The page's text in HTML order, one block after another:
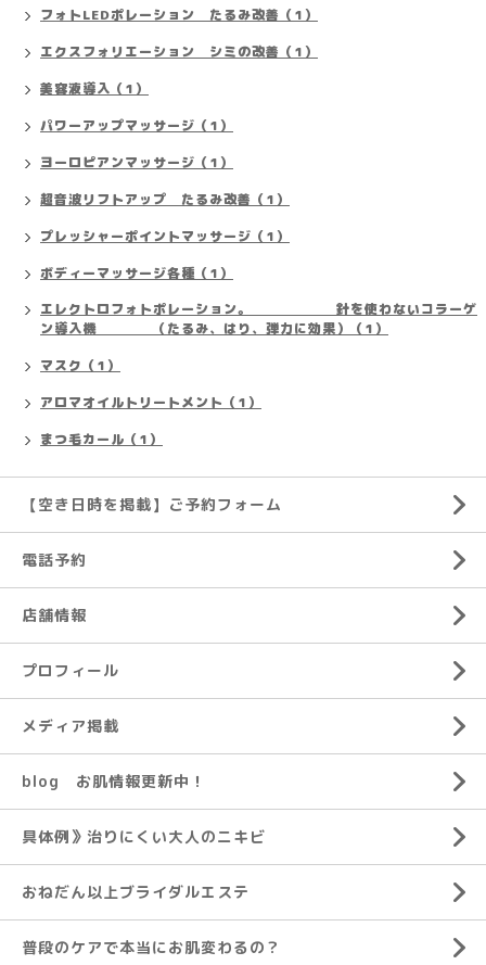
フォトLEDポレーション たるみ改善（1）
エクスフォリエーション シミの改善（1）
美容液導入（1）
パワーアップマッサージ（1）
ヨーロピアンマッサージ（1）
超音波リフトアップ たるみ改善（1）
プレッシャーポイントマッサージ（1）
ボディーマッサージ各種（1）
エレクトロフォトポレーション。 針を使わないコラーゲ
ン導入機 （たるみ、はり、弾力に効果）（1）
マスク（1）
アロマオイルトリートメント（1）
まつ毛カール（1）
【空き日時を掲載】ご予約フォーム
電話予約
店舗情報
プロフィール
メディア掲載
blog お肌情報更新中！
具体例》治りにくい大人のニキビ
おねだん以上ブライダルエステ
普段のケアで本当にお肌変わるの？